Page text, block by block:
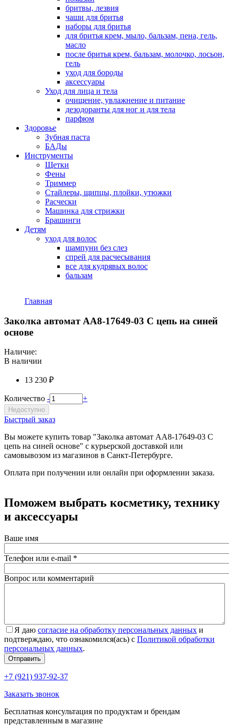
бритвы, лезвия
чаши для бритья
наборы для бритья
для бритья крем, мыло, бальзам, пена, гель,
масло
после бритья крем, бальзам, молочко, лосьон,
гель
уход для бороды
аксессуары
Уход для лица и тела
очищение, увлажнение и питание
дезодоранты для ног и для тела
парфюм
Здоровье
Зубная паста
БАДы
Инструменты
Щетки
Фены
Триммер
Стайлеры, щипцы, плойки, утюжки
Расчески
Машинка для стрижки
Брашинги
Детям
уход для волос
шампуни без слез
спрей для расчесывания
все для кудрявых волос
бальзам
Главная
Заколка автомат AA8-17649-03 С цепь на синей
основе
Наличие:
В наличии
13 230 ₽
Количество - +
Недоступно
Быстрый заказ
Вы можете купить товар "Заколка автомат AA8-17649-03 С
цепь на синей основе" с курьерской доставкой или
самовывозом из магазинов в Санкт-Петербурге.
Оплата при получении или онлайн при оформлении заказа.
Поможем выбрать косметику, технику
и аксессуары
Ваше имя
Телефон или e-mail *
Вопрос или комментарий
Я даю согласие на обработку персональных данных и
подтверждаю, что ознакомился(ась) с Политикой обработки
персональных данных.
Согласие*
Отправить
+7 (921) 937-92-37
Заказать звонок
Бесплатная консультация по продуктам и брендам
представленным в магазине